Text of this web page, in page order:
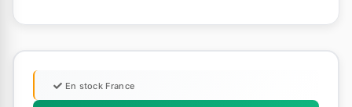
En stock France